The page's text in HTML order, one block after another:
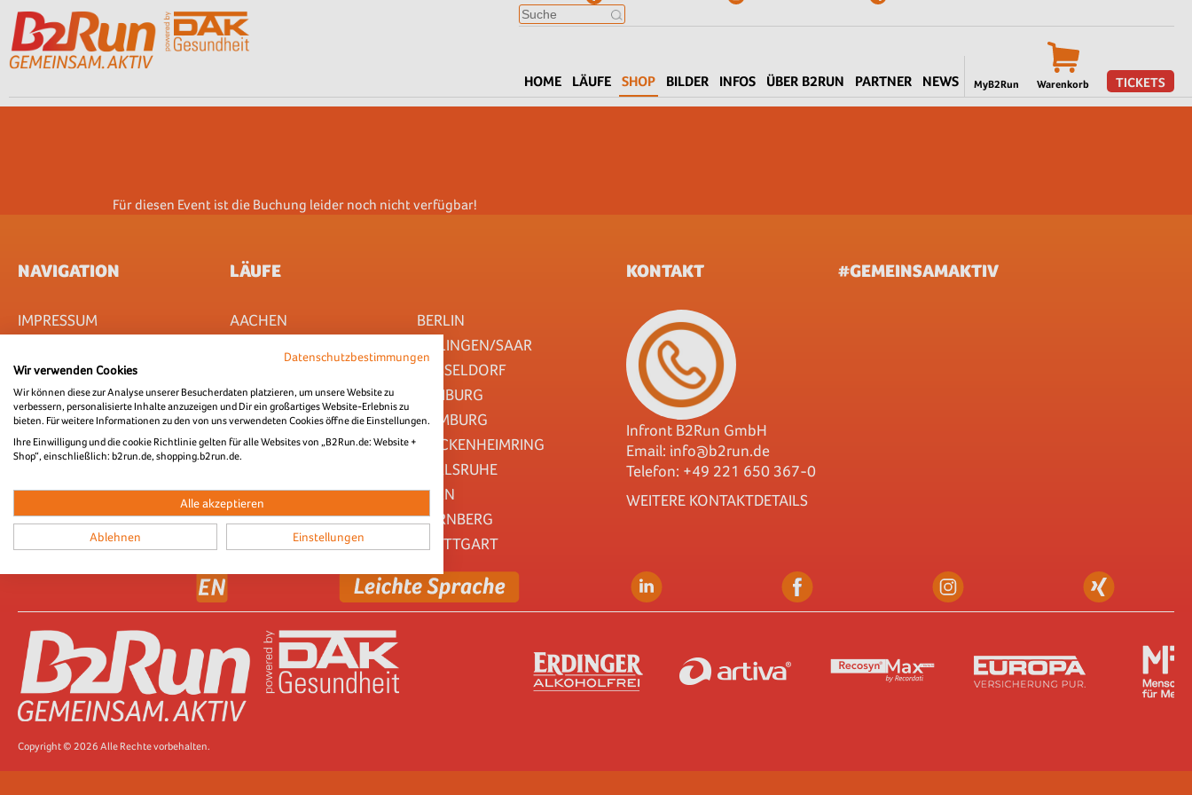
MyB2Run Warenkorb TICKETS
HOME LÄUFE SHOP BILDER INFOS ÜBER B2RUN PARTNER NEWS
Für diesen Event ist die Buchung leider noch nicht verfügbar!
NAVIGATION
IMPRESSUM
AGB
UNTERNEHMEN
ABOUT & JOBS
FAQ
DATENSCHUTZ (WEBSITE)
DATENSCHUTZ
(VERANSTALTUNG)
LÄUFE
AACHEN
BERLIN
DILLINGEN/SAAR
DÜSSELDORF
FRANKFURT
FREIBURG
GELSENKIRCHEN
HAMBURG
HANNOVER
HOCKENHEIMRING
KARLSRUHE
KOBLENZ
KÖLN
MÜNCHEN
NÜRNBERG
RUN5 TEAMSTAFFEL
STUTTGART
KONTAKT
Infront B2Run GmbH
Email: info@b2run.de
Telefon: +49 221 650 367-0
WEITERE KONTAKTDETAILS
#GEMEINSAMAKTIV
Copyright © 2026 Alle Rechte vorbehalten.
Datenschutzbestimmungen
Wir verwenden Cookies
Wir können diese zur Analyse unserer Besucherdaten platzieren, um unsere Website zu
verbessern, personalisierte Inhalte anzuzeigen und Dir ein großartiges Website-Erlebnis zu
bieten. Für weitere Informationen zu den von uns verwendeten Cookies öffne die Einstellungen.
Ihre Einwilligung und die cookie Richtlinie gelten für alle Websites von „B2Run.de: Website +
Shop“, einschließlich: b2run.de, shopping.b2run.de.
Alle akzeptieren
Ablehnen Einstellungen